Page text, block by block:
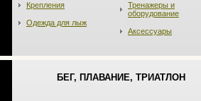
Крепления
Одежда для лыж
Тренажеры и
оборудование
Аксессуары
БЕГ, ПЛАВАНИЕ, ТРИАТЛОН